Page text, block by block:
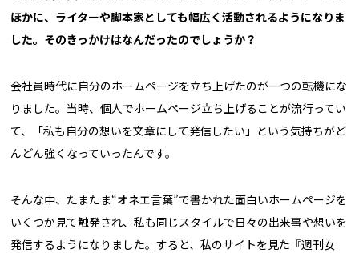
ほかに、ライターや脚本家としても幅広く活動されるようになりま
した。そのきっかけはなんだったのでしょうか？
会社員時代に自分のホームページを立ち上げたのが一つの転機にな
りました。当時、個人でホームページ立ち上げることが流行ってい
て、「私も自分の想いを文章にして発信したい」という気持ちがど
んどん強くなっていったんです。
そんな中、たまたま“オネエ言葉”で書かれた面白いホームページを
いくつか見て触発され、私も同じスタイルで日々の出来事や想いを
発信するようになりました。すると、私のサイトを見た『週刊女